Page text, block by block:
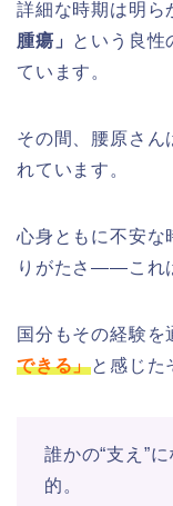
詳細な時期は明ら
腫瘍」 という良性
ています。
その間、腰原さん
れています。
心身ともに不安な
りがたさ――これ
国分もその経験を
できる」と感じた
誰かの“支え”
的。